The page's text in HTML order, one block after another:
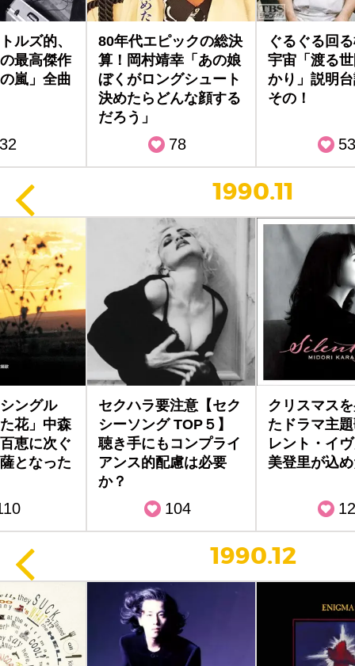
ルズ的、
最高傑作
嵐」全曲
32
80年代エピックの総決
算！岡村靖幸「あの娘
ぼくがロングシュート
決めたらどんな顔する
だろう」
78
ぐるぐる回
宇宙「渡る
かり」説明
その！
53
1990.11
ングル
花」中森
恵に次ぐ
となった
セクハラ要注意【セク
シーソング TOP５】
聴き手にもコンプライ
アンス的配慮は必要
か？
104
クリスマス
たドラマ主
レント・イ
美登里が込
12
1990.12